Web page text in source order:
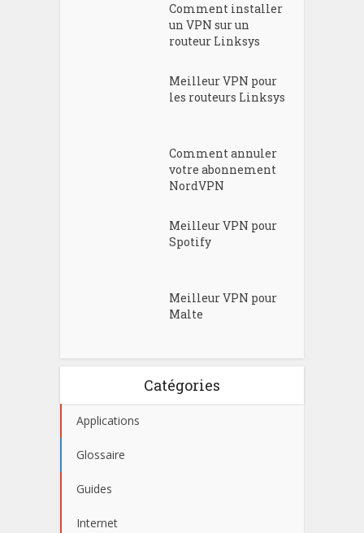
Comment installer
un VPN sur un
routeur Linksys
Meilleur VPN pour
les routeurs Linksys
Comment annuler
votre abonnement
NordVPN
Meilleur VPN pour
Spotify
Meilleur VPN pour
Malte
Catégories
Applications
Glossaire
Guides
Internet